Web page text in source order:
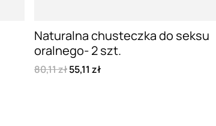
Naturalna chusteczka do seksu
oralnego- 2 szt.
80,11 zł55,11 zł